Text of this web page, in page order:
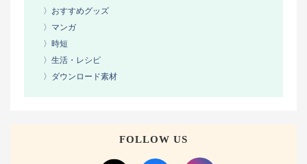
〉おすすめグッズ
〉マンガ
〉時短
〉生活・レシピ
〉ダウンロード素材
FOLLOW US